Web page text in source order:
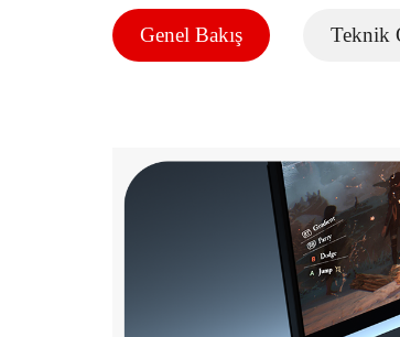
Genel Bakış Teknik